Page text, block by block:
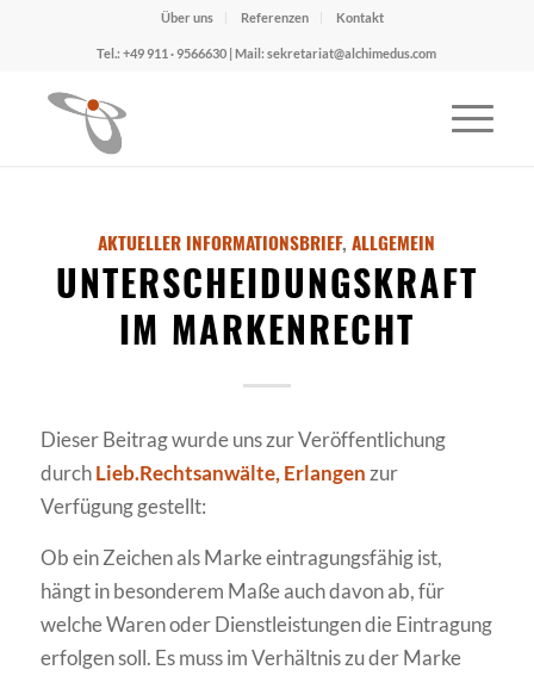
Über uns Referenzen Kontakt
Tel.: +49 911 · 9566630 | Mail: sekretariat@alchimedus.com
AKTUELLER INFORMATIONSBRIEF,ALLGEMEIN
UNTERSCHEIDUNGSKRAFT
IM MARKENRECHT
Dieser Beitrag wurde uns zur Veröffentlichung
durchLieb.Rechtsanwälte, Erlangenzur
Verfügung gestellt:
Ob ein Zeichen als Marke eintragungsfähig ist,
hängt in besonderem Maße auch davon ab, für
welche Waren oder Dienstleistungen die Eintragung
erfolgen soll. Es muss im Verhältnis zu der Marke